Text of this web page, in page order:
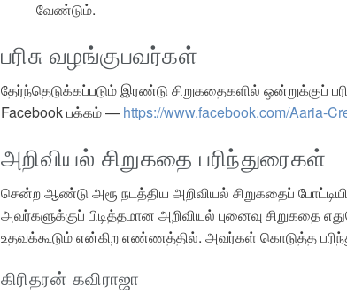
வேண்டும்.
பரிசு வழங்குபவர்கள்
தேர்ந்தெடுக்கப்படும் இரண்டு சிறுகதைகளில் ஒன்றுக்குப்
Facebook பக்கம் — https://www.facebook.com/Aaria-
அறிவியல் சிறுகதை பரிந்துரைகள்
சென்ற ஆண்டு அரூ நடத்திய அறிவியல் சிறுகதைப்
அவர்களுக்குப் பிடித்தமான அறிவியல் புனைவு சிறுகதை
உதவக்கூடும் என்கிற எண்ணத்தில். அவர்கள் கொடுத்த
கிரிதரன் கவிராஜா